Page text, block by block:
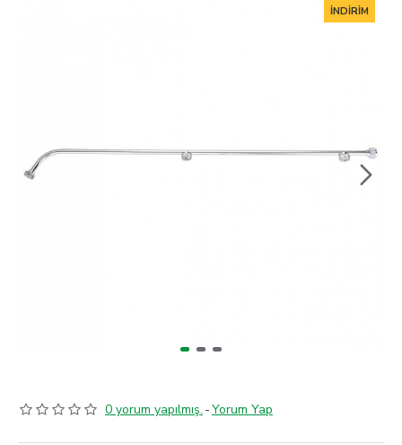
İNDIRIM
0 yorum yapılmış. -Yorum Yap